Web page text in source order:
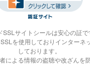
エピレ エミナルクリニック
SSLサイトシールは安心の証で
を使用しておりインターネ
しております。
による情報の盗聴や改ざんを防